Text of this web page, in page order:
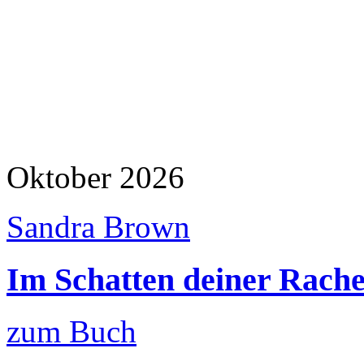
Oktober 2026
Sandra Brown
Im Schatten deiner
zum Buch